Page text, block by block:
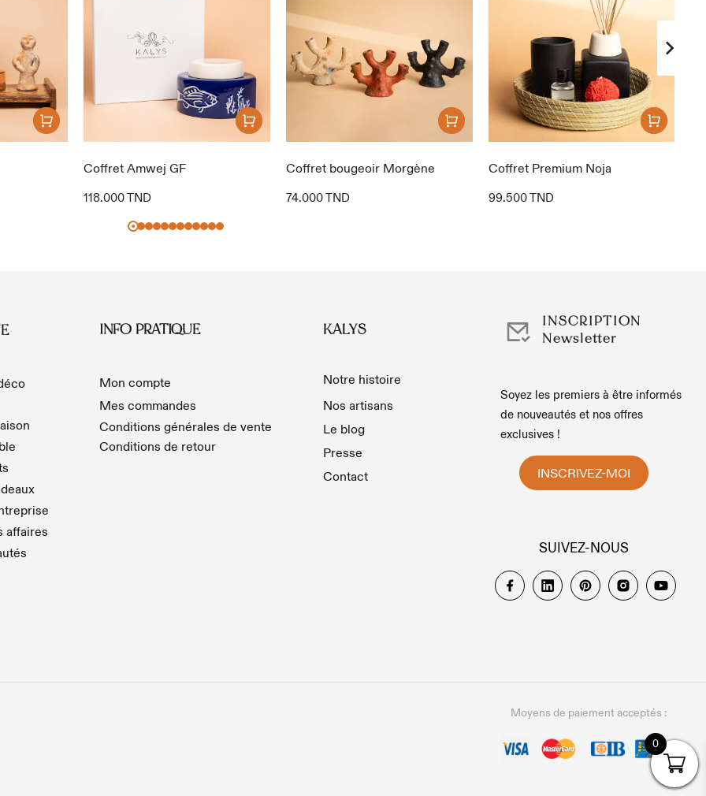
Coffret Amwej GF
118.000TND
Coffret bougeoir Morgène
74.000TND
Coffret Premium Noja
99.500TND
affaires
INFO PRATIQUE
Mon compte
Mes commandes
Conditions générales de vente
Conditions de retour
KALYS
Notre histoire
Nos artisans
Le blog
Presse
Contact
INSCRIPTION
Newsletter
Soyez les premiers à être informés
de nouveautés et nos offres
exclusives !
INSCRIVEZ-MOI
SUIVEZ-NOUS
Moyens de paiement acceptés :
0